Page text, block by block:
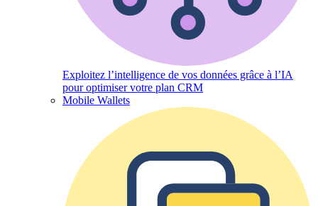
Exploitez l’intelligence de vos données grâce à l’IA
pour optimiser votre plan CRM
Mobile Wallets